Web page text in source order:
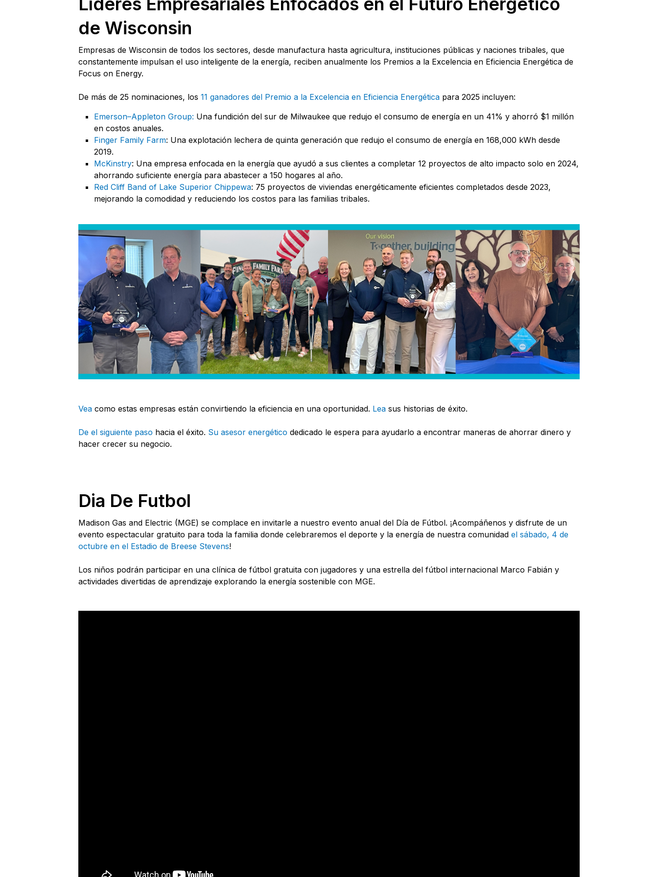
de Wisconsin
Empresas de Wisconsin de todos los sectores, desde manufactura hasta agricultura, instituciones públicas y naciones tribales, que
constantemente impulsan el uso inteligente de la energía, reciben anualmente los Premios a la Excelencia en Eficiencia Energética de
Focus on Energy.
De más de 25 nominaciones, los 11 ganadores del Premio a la Excelencia en Eficiencia Energética para 2025 incluyen:
Emerson–Appleton Group: Una fundición del sur de Milwaukee que redujo el consumo de energía en un 41% y ahorró $1 millón
en costos anuales.
Finger Family Farm: Una explotación lechera de quinta generación que redujo el consumo de energía en 168,000 kWh desde
2019.
McKinstry: Una empresa enfocada en la energía que ayudó a sus clientes a completar 12 proyectos de alto impacto solo en 2024,
ahorrando suficiente energía para abastecer a 150 hogares al año.
Red Cliff Band of Lake Superior Chippewa: 75 proyectos de viviendas energéticamente eficientes completados desde 2023,
mejorando la comodidad y reduciendo los costos para las familias tribales.
Vea como estas empresas están convirtiendo la eficiencia en una oportunidad. Lea sus historias de éxito.
De el siguiente paso hacia el éxito. Su asesor energético dedicado le espera para ayudarlo a encontrar maneras de ahorrar dinero y
hacer crecer su negocio.
Dia De Futbol
Madison Gas and Electric (MGE) se complace en invitarle a nuestro evento anual del Día de Fútbol. ¡Acompáñenos y disfrute de un
evento espectacular gratuito para toda la familia donde celebraremos el deporte y la energía de nuestra comunidad el sábado, 4 de
octubre en el Estadio de Breese Stevens!
Los niños podrán participar en una clínica de fútbol gratuita con jugadores y una estrella del fútbol internacional Marco Fabián y
actividades divertidas de aprendizaje explorando la energía sostenible con MGE.